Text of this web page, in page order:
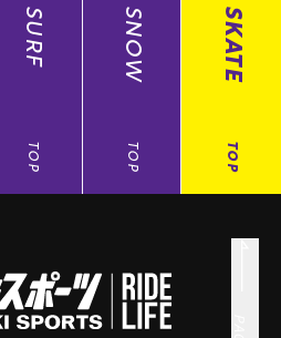
SURF
TOP
SNOW
TOP
SKATE
TOP